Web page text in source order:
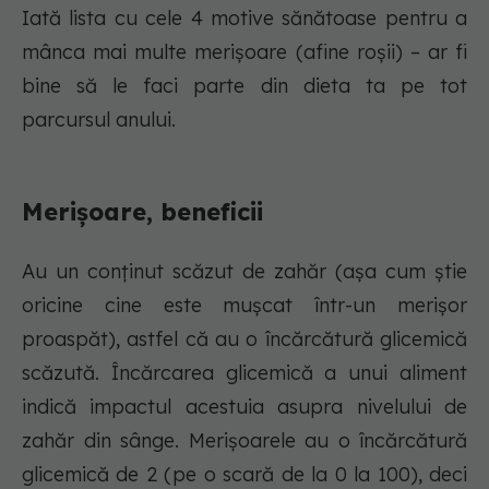
Iată lista cu cele 4 motive sănătoase pentru a
mânca mai multe merișoare (afine roșii) – ar fi
bine să le faci parte din dieta ta pe tot
parcursul anului.
Merișoare, beneficii
Au un conținut scăzut de zahăr (așa cum știe
oricine cine este mușcat într-un merișor
proaspăt), astfel că au o încărcătură glicemică
scăzută. Încărcarea glicemică a unui aliment
indică impactul acestuia asupra nivelului de
zahăr din sânge. Merișoarele au o încărcătură
glicemică de 2 (pe o scară de la 0 la 100), deci